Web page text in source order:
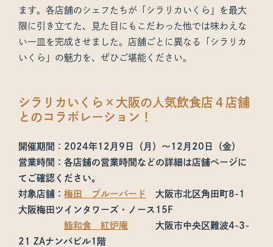
ます。各店舗のシェフたちが「シラリカいくら」を最大
限に引き立てた、見た目にもこだわった他では味わえな
い一皿を完成させました。店舗ごとに異なる「シラリカ
いくら」の魅力を、ぜひご堪能ください。
シラリカいくら×大阪の人気飲食店４店舗
とのコラボレーション！
開催期間：2024年12月9日（月）～12月20日（金）
営業時間：各店舗の営業時間などの詳細は店舗ページに
てご確認ください。
対象店舗： 梅田 ブルーバード
大阪市北区角田町8-1
大阪梅田ツインタワーズ・ノース15F
鮨和食 紅炉庵大阪市中央区難波4-3-
21 ZAナンバビル1階